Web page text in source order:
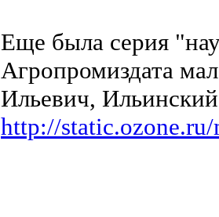
Еще была серия
Агропромиздата
Ильевич,
http://